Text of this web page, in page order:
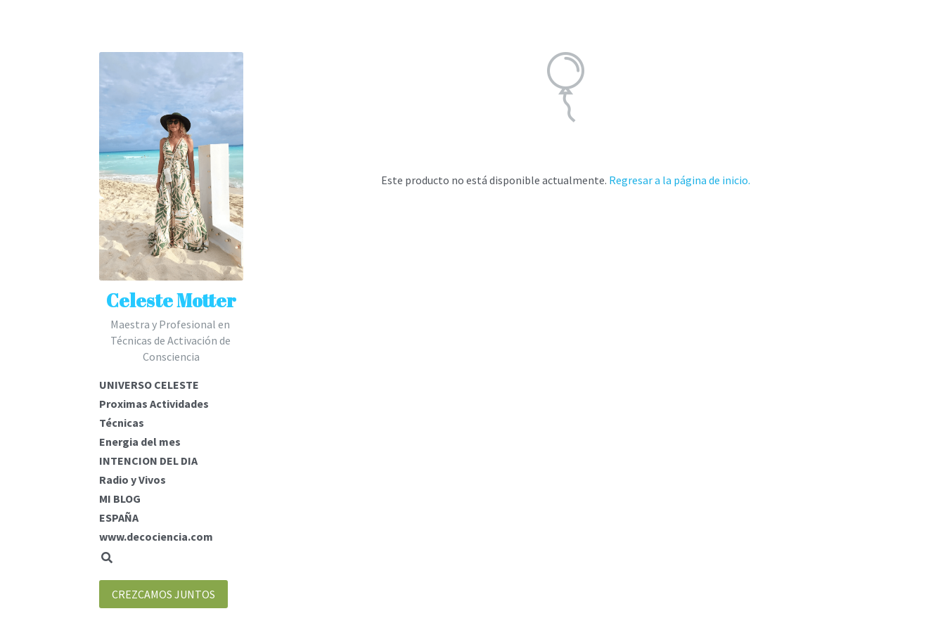
Celeste Motter
Maestra y Profesional en
Técnicas de Activación de
Consciencia
UNIVERSO CELESTE
Proximas Actividades
Técnicas
Energia del mes
INTENCION DEL DIA
Radio y Vivos
MI BLOG
ESPAÑA
www.decociencia.com
Este producto no está disponible actualmente. Regresar a la página de inicio.